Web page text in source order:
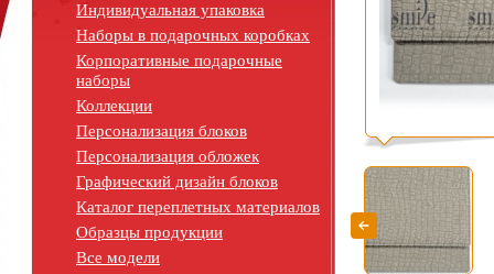
Индивидуальная упаковка
Наборы в подарочных коробках
Корпоративные подарочные
наборы
Коллекции
Персонализация блоков
Персонализация обложек
Графический дизайн блоков
Каталог переплетных материалов
Образцы продукции
Все модели